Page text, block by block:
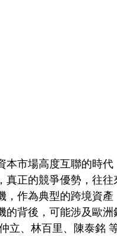
本市場高度互聯的時
真正的競爭優勢，往
，作為典型的跨境資
的背後，可能涉及歐
立、林百里、陳泰銘